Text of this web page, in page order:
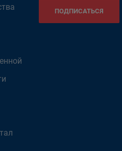
ПОДПИСАТЬСЯ